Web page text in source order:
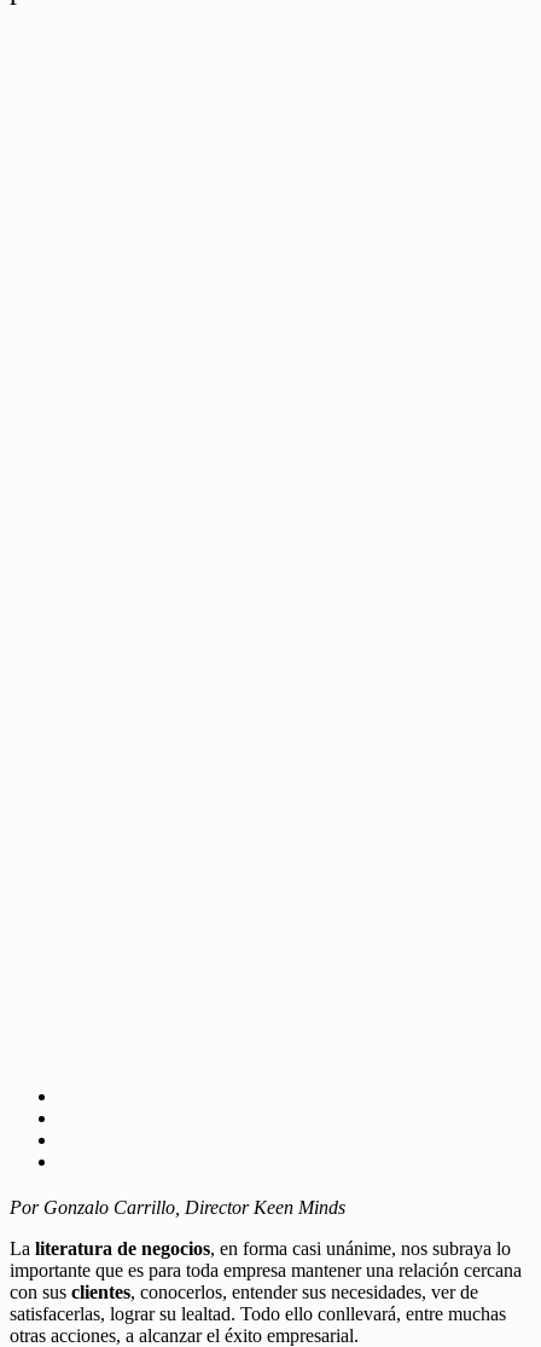
Por Gonzalo Carrillo, Director Keen Minds
La literatura de negocios, en forma casi unánime, nos subraya lo
importante que es para toda empresa mantener una relación cercana
con sus clientes, conocerlos, entender sus necesidades, ver de
satisfacerlas, lograr su lealtad. Todo ello conllevará, entre muchas
otras acciones, a alcanzar el éxito empresarial.